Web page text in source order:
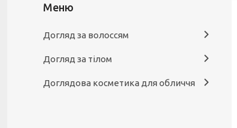
Догляд за волоссям
Догляд за тілом
Доглядова косметика для обличчя